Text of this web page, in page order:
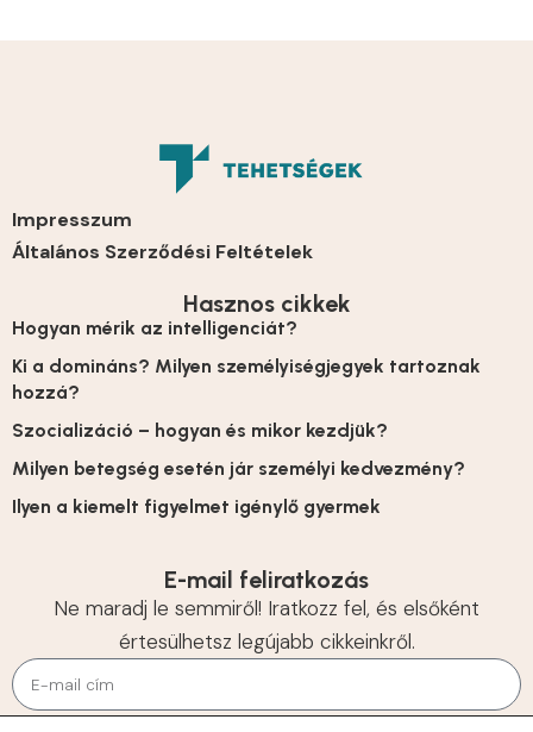
Impresszum
Általános Szerződési Feltételek
Hasznos cikkek
Hogyan mérik az intelligenciát?
Ki a domináns? Milyen személyiségjegyek tartoznak
hozzá?
Szocializáció – hogyan és mikor kezdjük?
Milyen betegség esetén jár személyi kedvezmény?
Ilyen a kiemelt figyelmet igénylő gyermek
E-mail feliratkozás
Ne maradj le semmiről! Iratkozz fel, és elsőként
értesülhetsz legújabb cikkeinkről.